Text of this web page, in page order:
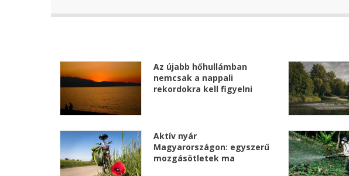
Az újabb hőhullámban
nemcsak a nappali
rekordokra kell figyelni
Aktív nyár
Magyarországon: egyszerű
mozgásötletek ma